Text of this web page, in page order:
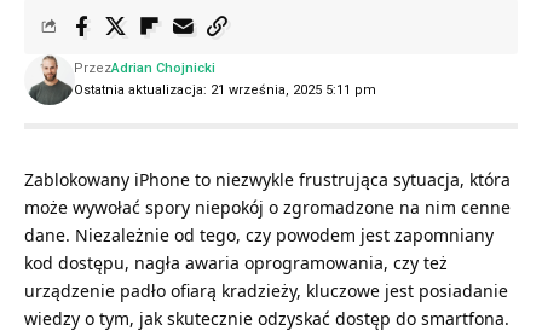
Ostatnia aktualizacja: 21 września, 2025 5:11 pm
PrzezAdrian Chojnicki
Zablokowany iPhone to niezwykle frustrująca sytuacja, która
może wywołać spory niepokój o zgromadzone na nim cenne
dane. Niezależnie od tego, czy powodem jest zapomniany
kod dostępu, nagła awaria oprogramowania, czy też
urządzenie padło ofiarą kradzieży, kluczowe jest posiadanie
wiedzy o tym, jak skutecznie odzyskać dostęp do smartfona.